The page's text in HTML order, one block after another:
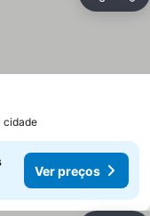
cidade
Ver preços